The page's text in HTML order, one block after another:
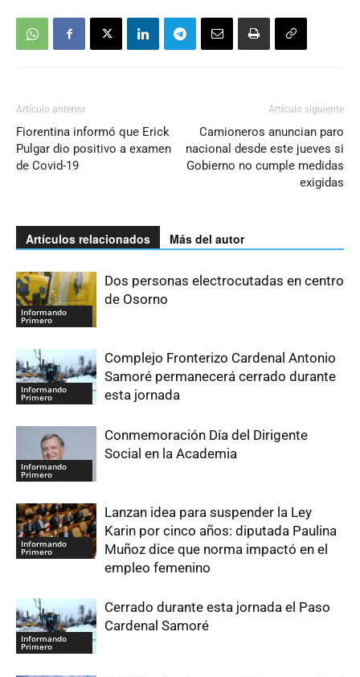
Artículo anterior
Fiorentina informó que Erick
Pulgar dio positivo a examen
de Covid-19
Artículo siguiente
Camioneros anuncian paro
nacional desde este jueves si
Gobierno no cumple medidas
exigidas
Artículos relacionados Más del autor
Informando
Primero
Dos personas electrocutadas en centro
de Osorno
Informando
Primero
Complejo Fronterizo Cardenal Antonio
Samoré permanecerá cerrado durante
esta jornada
Informando
Primero
Conmemoración Día del Dirigente
Social en la Academia
Informando
Primero
Lanzan idea para suspender la Ley
Karin por cinco años: diputada Paulina
Muñoz dice que norma impactó en el
empleo femenino
Informando
Primero
Cerrado durante esta jornada el Paso
Cardenal Samoré